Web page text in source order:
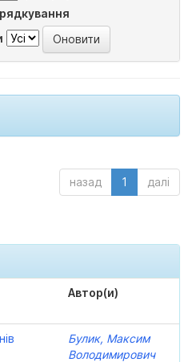
назад 1 далі
Автор(и)
Булик, Максим
Володимирович